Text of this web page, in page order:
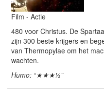
Film - Actie
480 voor Christus. De
zijn 300 beste krijgers en
van Thermopylae om het
wachten.
Humo: “★★★½”